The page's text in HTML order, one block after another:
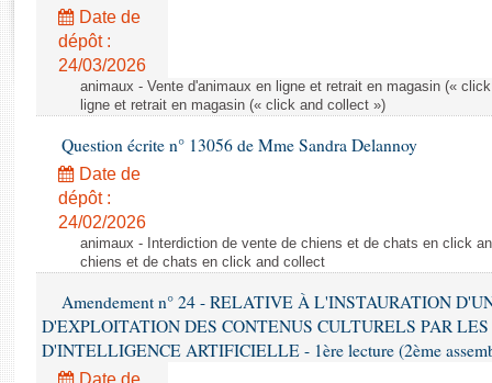
Rapports législatifs
Rapports sur l'application des lois
Baromètre de l’application des lois
Dossiers législatifs
Budget et sécurité sociale
Questions écrites et orales
Comptes rendus des débats
Date de
dépôt :
24/03/2026
animaux - Vente d'animaux en ligne et retrait en magasin («
ligne et retrait en magasin (« click and collect »)
Question écrite n° 13056 de Mme Sandra Delannoy
Date de
dépôt :
24/02/2026
animaux - Interdiction de vente de chiens et de chats en click
chiens et de chats en click and collect
Amendement n° 24 - RELATIVE À L'INSTAURATION
D'EXPLOITATION DES CONTENUS CULTURELS PAR LES
D'INTELLIGENCE ARTIFICIELLE - 1ère lecture (2ème
Date de